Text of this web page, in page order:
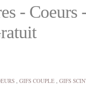
- Coeurs
, GIFS COUPLE , GIFS